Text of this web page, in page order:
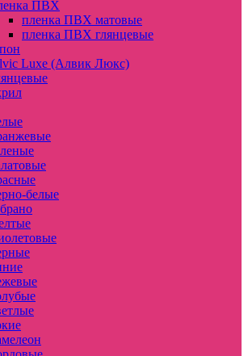
ПВХ
пленка ПВХ матовые
пленка ПВХ глянцевые
Luxe (Алвик Люкс)
белые